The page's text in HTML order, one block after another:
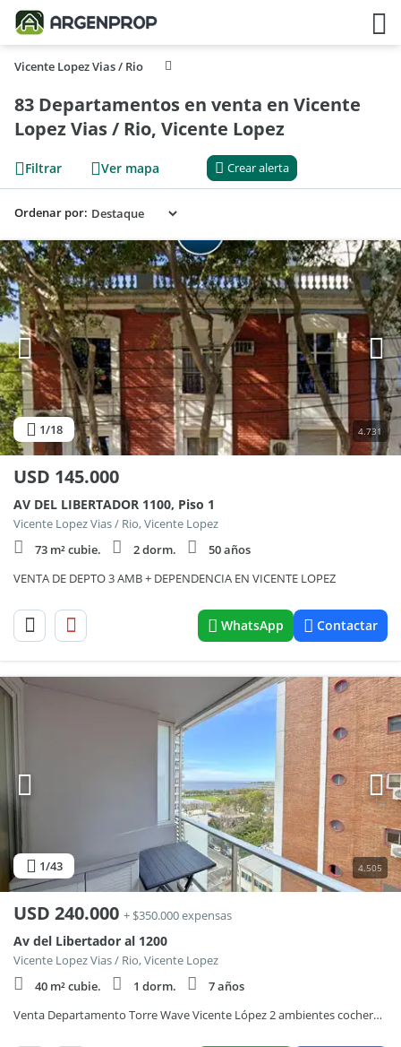
Vicente Lopez Vias / Rio
83 Departamentos en venta en Vicente
Lopez Vias / Rio, Vicente Lopez
Filtrar Ver mapa Crear alerta
Ordenar por:
1/18 4.731
USD 145.000
AV DEL LIBERTADOR 1100, Piso 1
Vicente Lopez Vias / Rio, Vicente Lopez
73 m² cubie.
2 dorm.
50 años
VENTA DE DEPTO 3 AMB + DEPENDENCIA EN VICENTE LOPEZ
WhatsApp Contactar
1/43 4.505
USD 240.000 + $350.000 expensas
Av del Libertador al 1200
Vicente Lopez Vias / Rio, Vicente Lopez
40 m² cubie.
1 dorm.
7 años
Venta Departamento Torre Wave Vicente López 2 ambientes cochera amenities